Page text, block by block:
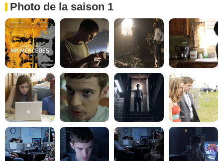
Photo de la saison 1